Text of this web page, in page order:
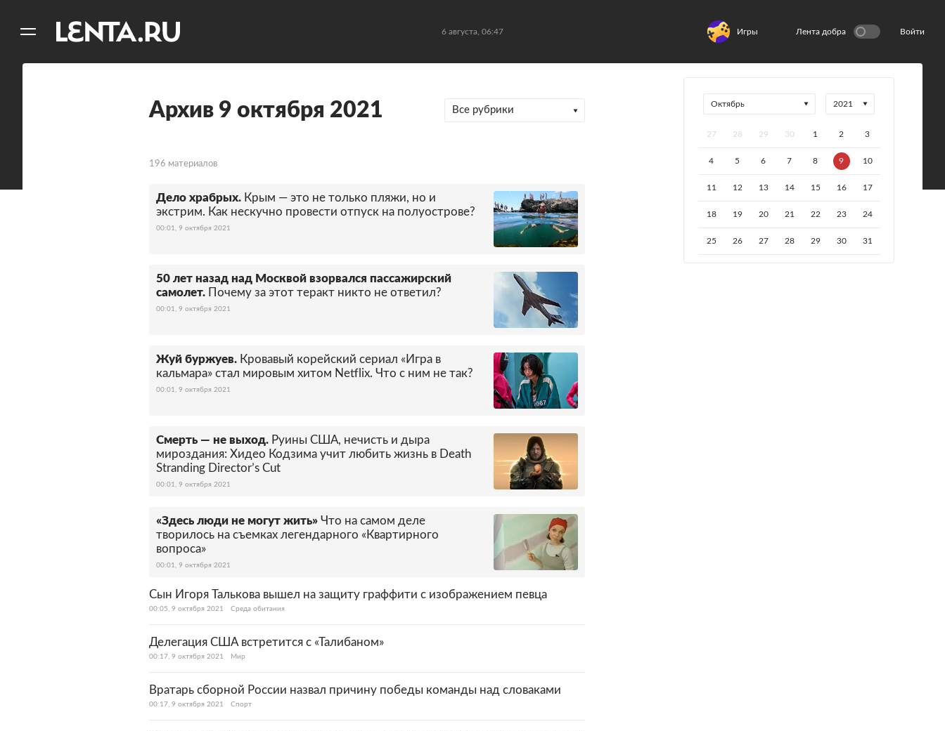
6 августа, 06:47 Игры Лента добра Войти
Архив 9 октября 2021 Все рубрики
196 материалов
Дело храбрых. Крым — это не только пляжи, но и
экстрим. Как нескучно провести отпуск на полуострове?
00:01, 9 октября 2021
50 лет назад над Москвой взорвался пассажирский
самолет. Почему за этот теракт никто не ответил?
00:01, 9 октября 2021
Жуй буржуев. Кровавый корейский сериал «Игра в
кальмара» стал мировым хитом Netflix. Что с ним не так?
00:01, 9 октября 2021
Смерть — не выход. Руины США, нечисть и дыра
мироздания: Хидео Кодзима учит любить жизнь в Death
Stranding Director’s Cut
00:01, 9 октября 2021
«Здесь люди не могут жить» Что на самом деле
творилось на съемках легендарного «Квартирного
вопроса»
00:01, 9 октября 2021
Сын Игоря Талькова вышел на защиту граффити с изображением певца
00:05, 9 октября 2021 Среда обитания
Делегация США встретится с «Талибаном»
00:17, 9 октября 2021 Мир
Вратарь сборной России назвал причину победы команды над словаками
00:17, 9 октября 2021 Спорт
27 28 29 30 1 2 3
4 5 6 7 8 9 10
11 12 13 14 15 16 17
18 19 20 21 22 23 24
25 26 27 28 29 30 31